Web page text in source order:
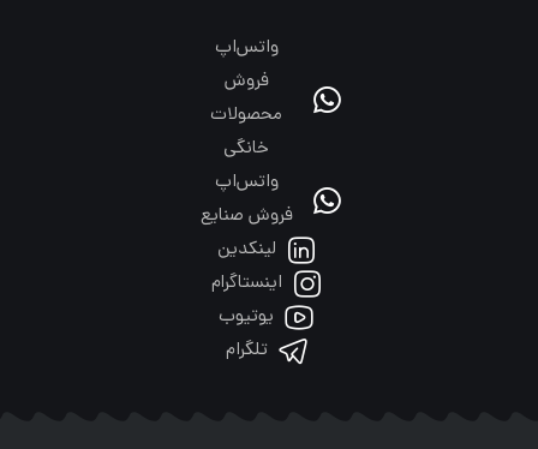
واتس‌اپ
فروش
محصولات
خانگی
واتس‌اپ
فروش صنایع
لینکدین
اینستاگرام
یوتیوب
تلگرام